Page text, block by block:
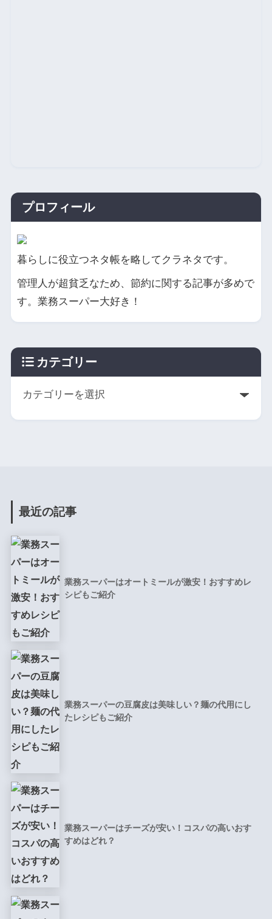
プロフィール
暮らしに役立つネタ帳を略してクラネタです。
管理人が超貧乏なため、節約に関する記事が多めで
す。業務スーパー大好き！
カテゴリー
最近の記事
業務スーパーはオートミールが激安！おすすめレ
シピもご紹介
業務スーパーの豆腐皮は美味しい？麺の代用にし
たレシピもご紹介
業務スーパーはチーズが安い！コスパの高いおす
すめはどれ？